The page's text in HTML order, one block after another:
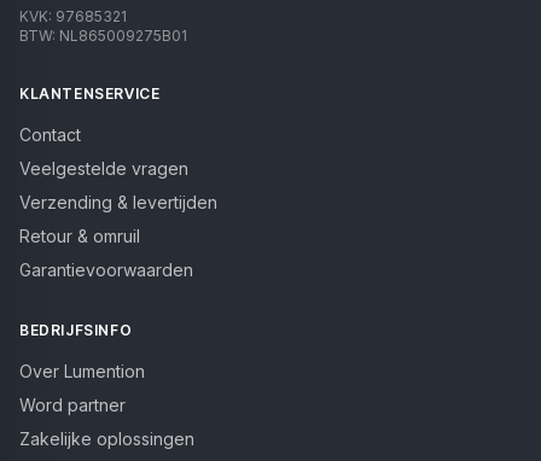
KVK: 97685321
BTW: NL865009275B01
KLANTENSERVICE
Contact
Veelgestelde vragen
Verzending & levertijden
Retour & omruil
Garantievoorwaarden
BEDRIJFSINFO
Over Lumention
Word partner
Zakelijke oplossingen